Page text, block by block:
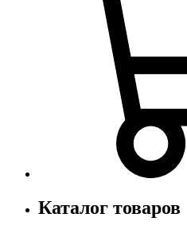
Каталог товаров